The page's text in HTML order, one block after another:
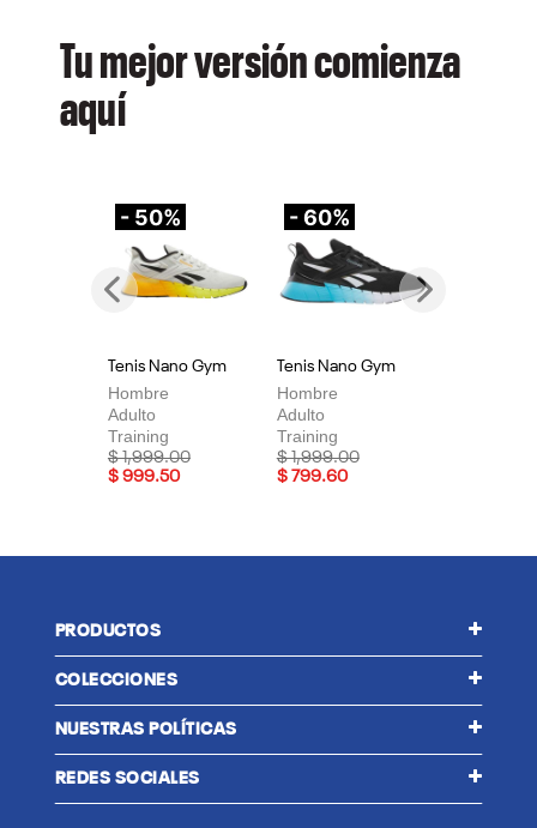
Tu mejor versión comienza
aquí
- 50%
Tenis Nano Gym
Hombre
Adulto
Training
Price reduced from
$ 1,999.00to
$ 999.50
- 60%
Tenis Nano Gym
Hombre
Adulto
Training
Price reduced from
$ 1,999.00to
$ 799.60
Previous
PRODUCTOS
COLECCIONES
NUESTRAS POLÍTICAS
REDES SOCIALES